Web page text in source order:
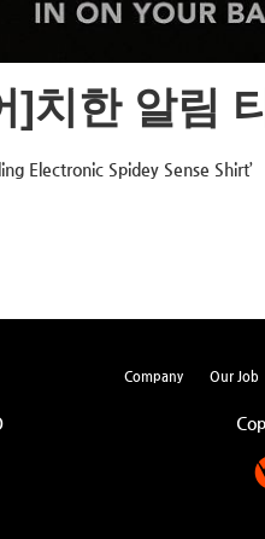
]치한 알림
Electronic Spidey Sense
Company Our Job